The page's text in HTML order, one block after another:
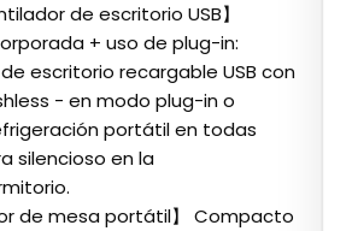
de escritorio USB】‌
+ uso de plug-in:
escritorio recargable USB con
- en modo plug-in o
portátil en todas
silencioso en la
de mesa portátil】‌ Compacto